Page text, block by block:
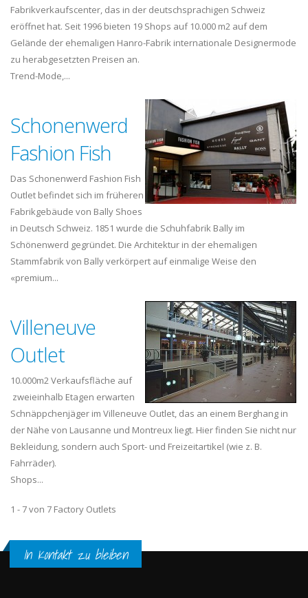
Fabrikverkaufscenter, das in der deutschsprachigen Schweiz
eröffnet hat. Seit 1996 bieten 19 Shops auf 10.000 m2 auf dem
Gelände der ehemaligen Hanro-Fabrik internationale Designermode
zu herabgesetzten Preisen an.
Trend-Mode,...
Schonenwerd
Fashion Fish
Das Schonenwerd Fashion Fish
Outlet befindet sich im früheren
Fabrikgebäude von Bally Shoes
in Deutsch Schweiz. 1851 wurde die Schuhfabrik Bally im
Schönenwerd gegründet. Die Architektur in der ehemaligen
Stammfabrik von Bally verkörpert auf einmalige Weise den
«premium...
Villeneuve
Outlet
10.000m2 Verkaufsfläche auf
zweieinhalb Etagen erwarten
Schnäppchenjäger im Villeneuve Outlet, das an einem Berghang in
der Nähe von Lausanne und Montreux liegt. Hier finden Sie nicht nur
Bekleidung, sondern auch Sport- und Freizeitartikel (wie z. B.
Fahrräder).
Shops...
1 - 7 von 7 Factory Outlets
In Kontakt zu bleiben